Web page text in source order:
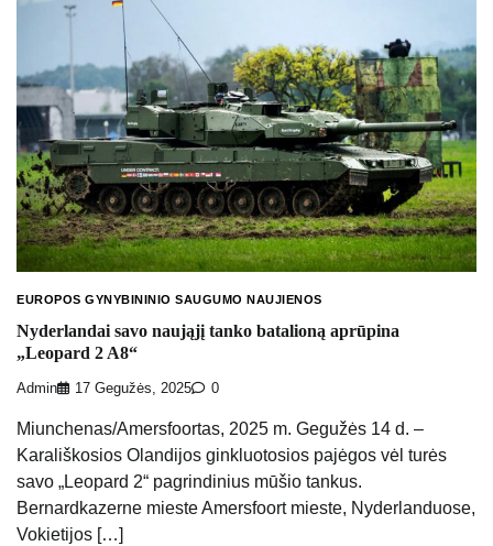
EUROPOS GYNYBININIO SAUGUMO NAUJIENOS
Nyderlandai savo naująjį tanko batalioną aprūpina
„Leopard 2 A8“
Admin 17 Gegužės, 2025 0
Miunchenas/Amersfoortas, 2025 m. Gegužės 14 d. –
Karališkosios Olandijos ginkluotosios pajėgos vėl turės
savo „Leopard 2“ pagrindinius mūšio tankus.
Bernardkazerne mieste Amersfoort mieste, Nyderlanduose,
Vokietijos […]